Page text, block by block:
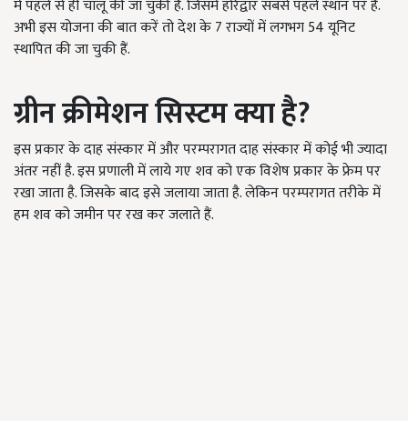
में पहले से ही चालू की जा चुकी है. जिसमें हरिद्वार सबसे पहले स्थान पर है.
अभी इस योजना की बात करें तो देश के 7 राज्यों में लगभग 54 यूनिट
स्थापित की जा चुकी हैं.
ग्रीन क्रीमेशन सिस्टम क्या है?
इस प्रकार के दाह संस्कार में और परम्परागत दाह संस्कार में कोई भी ज्यादा
अंतर नहीं है. इस प्रणाली में लाये गए शव को एक विशेष प्रकार के फ्रेम पर
रखा जाता है. जिसके बाद इसे जलाया जाता है. लेकिन परम्परागत तरीके में
हम शव को जमीन पर रख कर जलाते हैं.